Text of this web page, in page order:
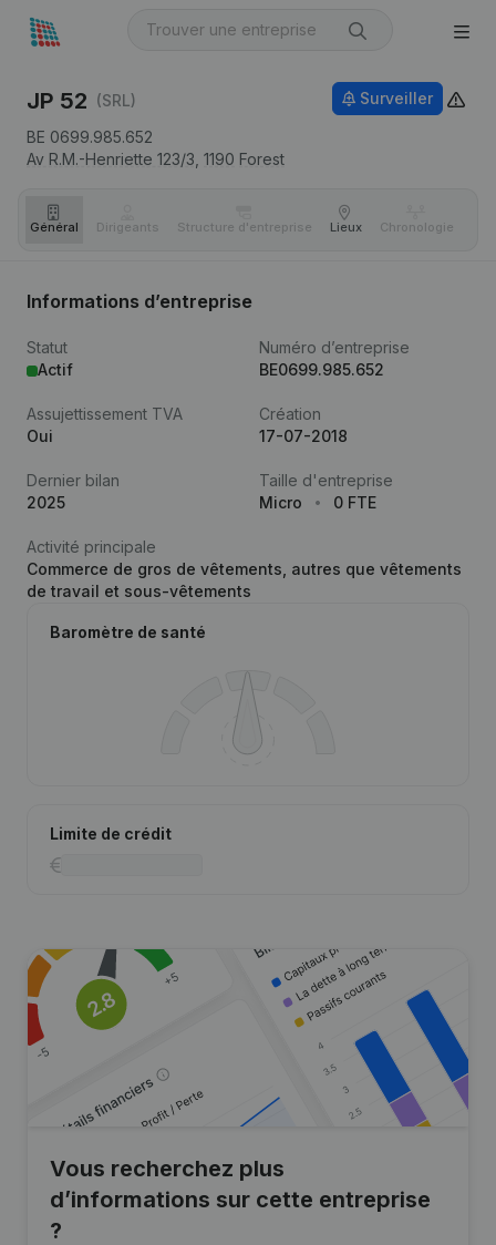
JP 52 (SRL)
BE 0699.985.652
Av R.M.-Henriette 123/3, 1190 Forest
Surveiller
Général Dirigeants Structure d'entreprise Lieux Chronologie
Informations d’entreprise
Statut
Actif
Numéro d’entreprise
BE0699.985.652
Assujettissement TVA
Oui
Création
17-07-2018
Dernier bilan
2025
Taille d'entreprise
Micro
0 FTE
Activité principale
Commerce de gros de vêtements, autres que vêtements
de travail et sous-vêtements
Baromètre de santé
Limite de crédit
Vous recherchez plus
d’informations sur cette entreprise
?